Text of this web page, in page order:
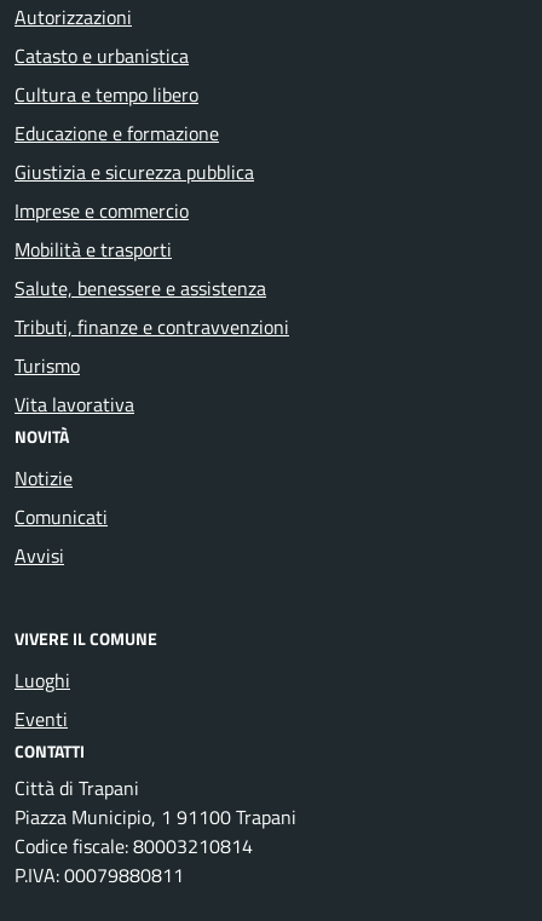
Autorizzazioni
Catasto e urbanistica
Cultura e tempo libero
Educazione e formazione
Giustizia e sicurezza pubblica
Imprese e commercio
Mobilità e trasporti
Salute, benessere e assistenza
Tributi, finanze e contravvenzioni
Turismo
Vita lavorativa
NOVITÀ
Notizie
Comunicati
Avvisi
VIVERE IL COMUNE
Luoghi
Eventi
CONTATTI
Città di Trapani
Piazza Municipio, 1 91100 Trapani
Codice fiscale: 80003210814
P.IVA: 00079880811